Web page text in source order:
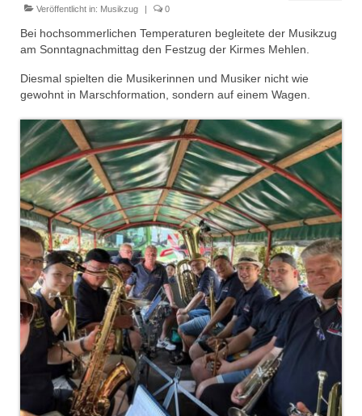
Dienstplan
Einsätze
Einsatzstichworte
Infos
Dienstplan
Gründung Jugendfeuerwehr 1996
25-jähriges Jubiläum Jugendfeuerwehr 2021
Kreiszeltlager 2023
Kinderfeuerwehr
Infos
Dienstplan
Katastrophenschutz
Veröffentlicht in: Musikzug | 0
Bei hochsommerlichen Temperaturen begleitete der Musikzug
am Sonntagnachmittag den Festzug der Kirmes Mehlen.
Diesmal spielten die Musikerinnen und Musiker nicht wie
gewohnt in Marschformation, sondern auf einem Wagen.